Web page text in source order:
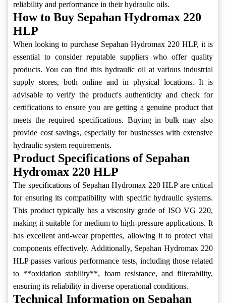
reliability and performance in their hydraulic oils.
How to Buy Sepahan Hydromax 220
HLP
When looking to purchase Sepahan Hydromax 220 HLP, it is
essential to consider reputable suppliers who offer quality
products. You can find this hydraulic oil at various industrial
supply stores, both online and in physical locations. It is
advisable to verify the product's authenticity and check for
certifications to ensure you are getting a genuine product that
meets the required specifications. Buying in bulk may also
provide cost savings, especially for businesses with extensive
hydraulic system requirements.
Product Specifications of Sepahan
Hydromax 220 HLP
The specifications of Sepahan Hydromax 220 HLP are critical
for ensuring its compatibility with specific hydraulic systems.
This product typically has a viscosity grade of ISO VG 220,
making it suitable for medium to high-pressure applications. It
has excellent anti-wear properties, allowing it to protect vital
components effectively. Additionally, Sepahan Hydromax 220
HLP passes various performance tests, including those related
to **oxidation stability**, foam resistance, and filterability,
ensuring its reliability in diverse operational conditions.
Technical Information on Sepahan